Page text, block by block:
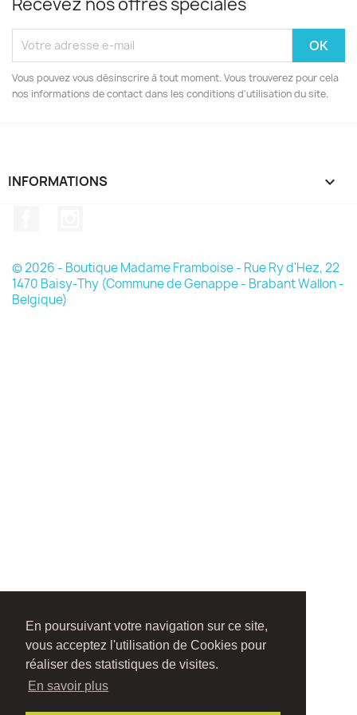
En poursuivant votre navigation sur ce site,
vous acceptez l'utilisation de Cookies pour
réaliser des statistiques de visites.
En savoir plus
Vous pouvez vous désinscrire à tout moment. Vous trouverez pour cela
nos informations de contact dans les conditions d'utilisation du site.
INFORMATIONS 
© 2026 - Boutique Madame Framboise - Rue Ry d'Hez, 22
1470 Baisy-Thy (Commune de Genappe - Brabant Wallon -
Belgique)